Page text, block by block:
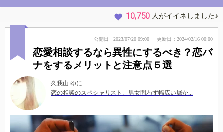
10,750 人がイイネしました♪
公開日：2023/07/20 09:00 更新日：2024/02/16 00:00
恋愛相談するなら異性にするべき？恋バ
ナをするメリットと注意点５選
久我山 ゆに
恋の相談のスペシャリスト。男女問わず幅広い層か...